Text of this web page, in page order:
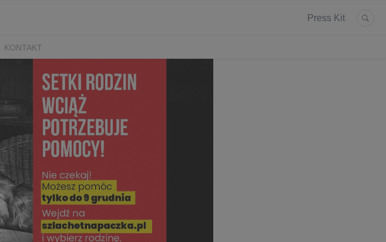
Press Kit
KONTAKT